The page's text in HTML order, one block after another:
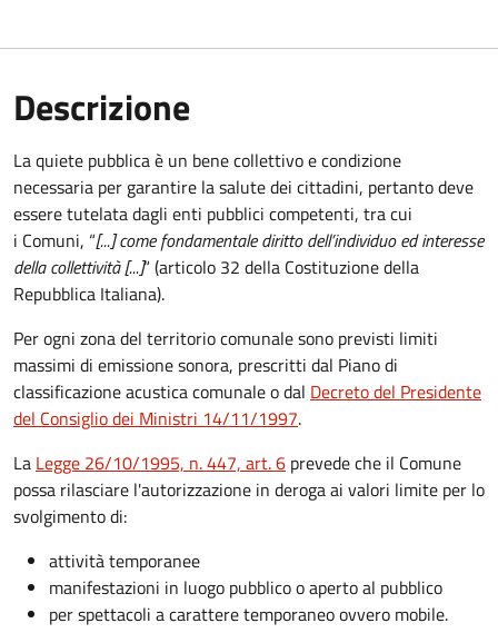
Descrizione
La quiete pubblica è un bene collettivo e condizione
necessaria per garantire la salute dei cittadini, pertanto deve
essere tutelata dagli enti pubblici competenti, tra cui
i Comuni, “[...] come fondamentale diritto dell’individuo ed interesse
della collettività [...]“ (articolo 32 della Costituzione della
Repubblica Italiana).
Per ogni zona del territorio comunale sono previsti limiti
massimi di emissione sonora, prescritti dal Piano di
classificazione acustica comunale o dal Decreto del Presidente
del Consiglio dei Ministri 14/11/1997.
La Legge 26/10/1995, n. 447, art. 6 prevede che il Comune
possa rilasciare l'autorizzazione in deroga ai valori limite per lo
svolgimento di:
attività temporanee
manifestazioni in luogo pubblico o aperto al pubblico
per spettacoli a carattere temporaneo ovvero mobile.